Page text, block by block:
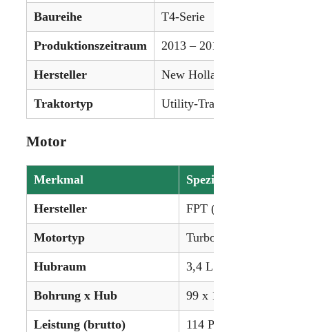
Baureihe T4-Serie
Produktionszeitraum 2013 – 2014
Hersteller New Holland
Traktortyp Utility-Traktor
Motor
Merkmal Spezifikation
Hersteller FPT (Fiat Powertrain)
Motortyp Turbo-Diesel, 4-
Hubraum 3,4 L (207 ci)
Bohrung x Hub 99 x 110 mm
Leistung (brutto) 114 PS (85,0 kW)